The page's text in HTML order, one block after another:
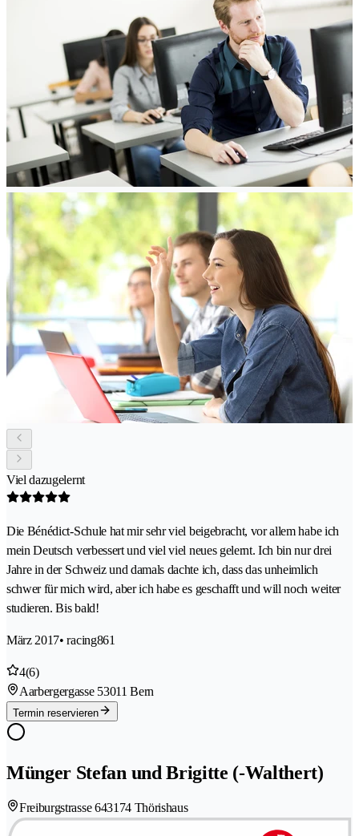
Viel dazugelernt
Die Bénédict-Schule hat mir sehr viel beigebracht, vor allem habe ich
mein Deutsch verbessert und viel viel neues gelernt. Ich bin nur drei
Jahre in der Schweiz und damals dachte ich, dass das unheimlich
schwer für mich wird, aber ich habe es geschafft und will noch weiter
studieren. Bis bald!
März 2017• racing861
4(6)
Aarbergergasse 53011 Bern
Termin reservieren
Münger Stefan und Brigitte (-Walthert)
Freiburgstrasse 643174 Thörishaus